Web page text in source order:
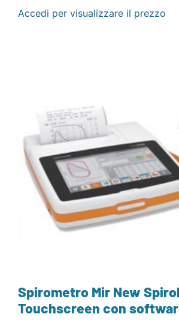
Accedi per visualizzare il prezzo
Spirometro Mir New
Touchscreen con